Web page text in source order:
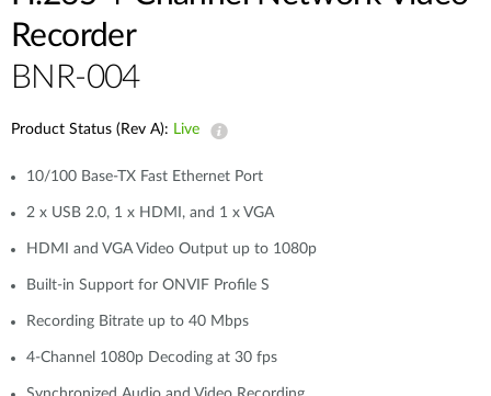
mydlink
Σημεία Πώλησης
Blog
Υποστήριξη
Warranty
Contact
Support Portal
Recorder
BNR-004
Product Status (Rev A): Live
10/100 Base-TX Fast Ethernet Port
2 x USB 2.0, 1 x HDMI, and 1 x VGA
HDMI and VGA Video Output up to 1080p
Built-in Support for ONVIF Profile S
Recording Bitrate up to 40 Mbps
4-Channel 1080p Decoding at 30 fps